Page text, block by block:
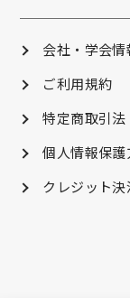
会社・学会情
ご利用規約
特定商取引法
個人情報保護
クレジット